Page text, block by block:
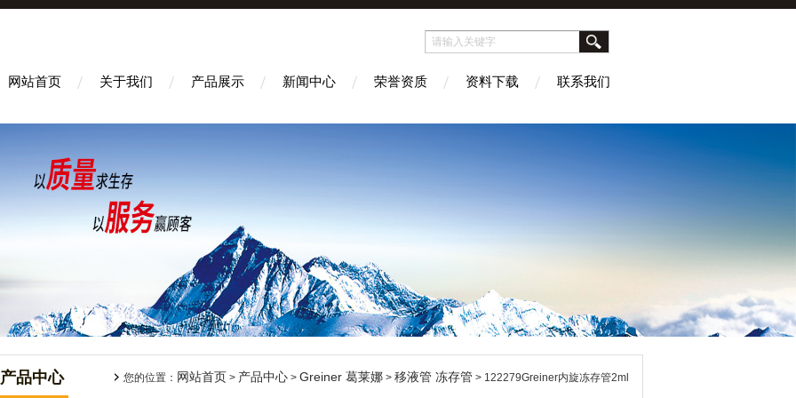
网站首页 关于我们 产品展示 新闻中心 荣誉资质 资料下载 联系我们
产品中心 您的位置： 网站首页 > 产品中心 > Greiner 葛莱娜 > 移液管 冻存管 > 122279Greiner内旋冻存管2ml